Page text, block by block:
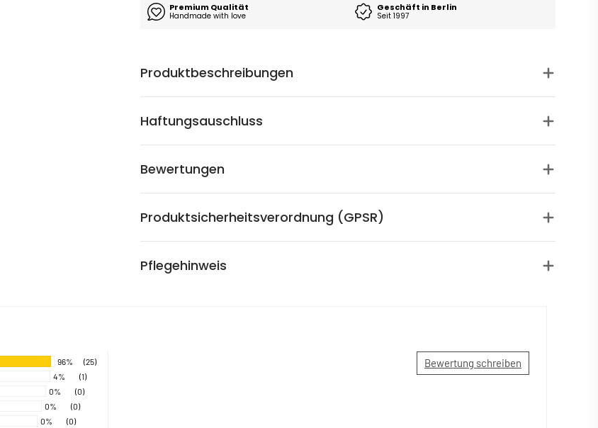
Premium Qualität
Handmade with love
Geschäft in Berlin
Seit 1997
Produktbeschreibungen
Haftungsauschluss
Bewertungen
Produktsicherheitsverordnung (GPSR)
Pflegehinweis
Bewertung schreiben
96%
(25)
4%
(1)
0%
(0)
0%
(0)
0%
(0)